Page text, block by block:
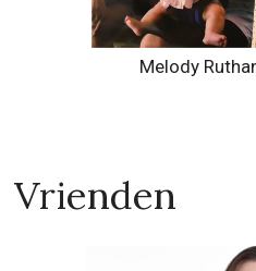
Melody
Vrienden